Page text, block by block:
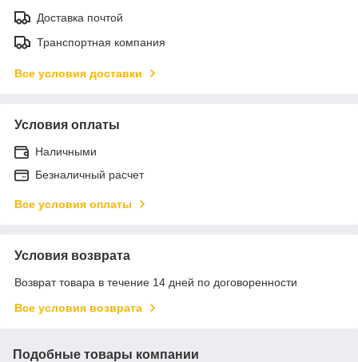
Доставка почтой
Транспортная компания
Все условия доставки
Условия оплаты
Наличными
Безналичный расчет
Все условия оплаты
Условия возврата
Возврат товара в течение 14 дней по договоренности
Все условия возврата
Подобные товары компании